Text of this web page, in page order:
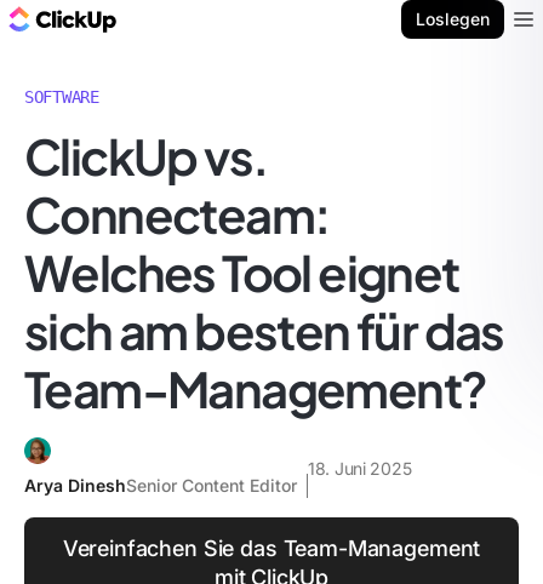
Loslegen
SOFTWARE
ClickUp vs.
Connecteam:
Welches Tool eignet
sich am besten für das
Team-Management?
Arya DineshSenior Content Editor
18. Juni 2025
Vereinfachen Sie das Team-Management
mit ClickUp